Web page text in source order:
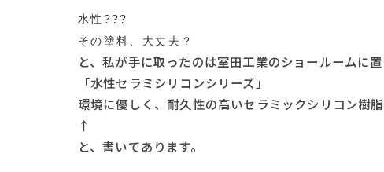
水性???
その塗料、大丈夫？
と、私が手に取ったのは室田工業のショールームに置
「水性セラミシリコンシリーズ」
環境に優しく、耐久性の高いセラミックシリコン樹
↑
と、書いてあります。